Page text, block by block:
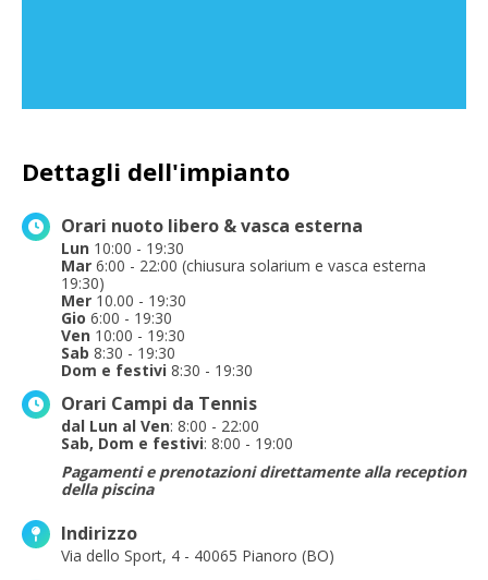
Dettagli dell'impianto
Orari nuoto libero & vasca esterna
Lun 10:00 - 19:30
Mar 6:00 - 22:00 (chiusura solarium e vasca esterna
19:30)
Mer 10.00 - 19:30
Gio 6:00 - 19:30
Ven 10:00 - 19:30
Sab 8:30 - 19:30
Dom e festivi 8:30 - 19:30
Orari Campi da Tennis
dal Lun al Ven: 8:00 - 22:00
Sab, Dom e festivi: 8:00 - 19:00
Pagamenti e prenotazioni direttamente alla reception
della piscina
Indirizzo
Via dello Sport, 4 - 40065 Pianoro (BO)